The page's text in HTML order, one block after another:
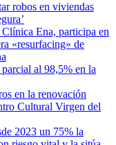
robos en viviendas
Ena, participa en
«resurfacing» de
al 98,5% en la
en la renovación
Cultural Virgen del
2023 un 75% la